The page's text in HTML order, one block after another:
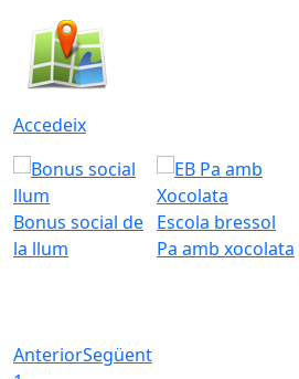
Accedeix
Bonus social de
la llum
Escola bressol
Pa amb xocolata
AnteriorSegüent